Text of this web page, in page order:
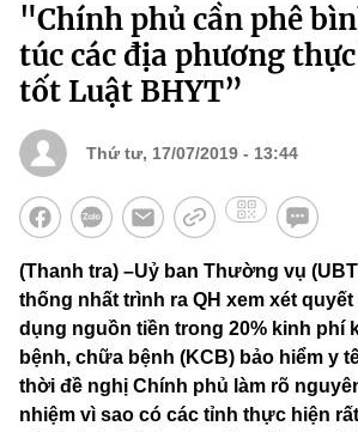
"Chính phủ cần phê
túc các địa phương
tốt Luật BHYT”
Thứ tư, 17/07/2019 - 13:44
(Thanh tra) –Uỷ ban Thường vụ
thống nhất trình ra QH xem xét
dụng nguồn tiền trong 20% kinh phí
bệnh, chữa bệnh (KCB) bảo hiểm y
thời đề nghị Chính phủ làm rõ
nhiệm vì sao có các tỉnh thực hiện